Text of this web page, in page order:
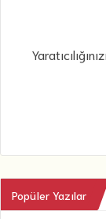
Popüler Yazılar